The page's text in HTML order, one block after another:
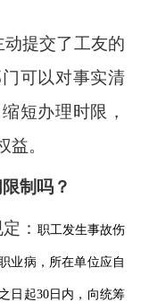
提交了工友的
可以对事实清
短办理时限，
。
制吗？
： 职工发生事故伤
业病，所在单位应自
日起30日内，向统筹